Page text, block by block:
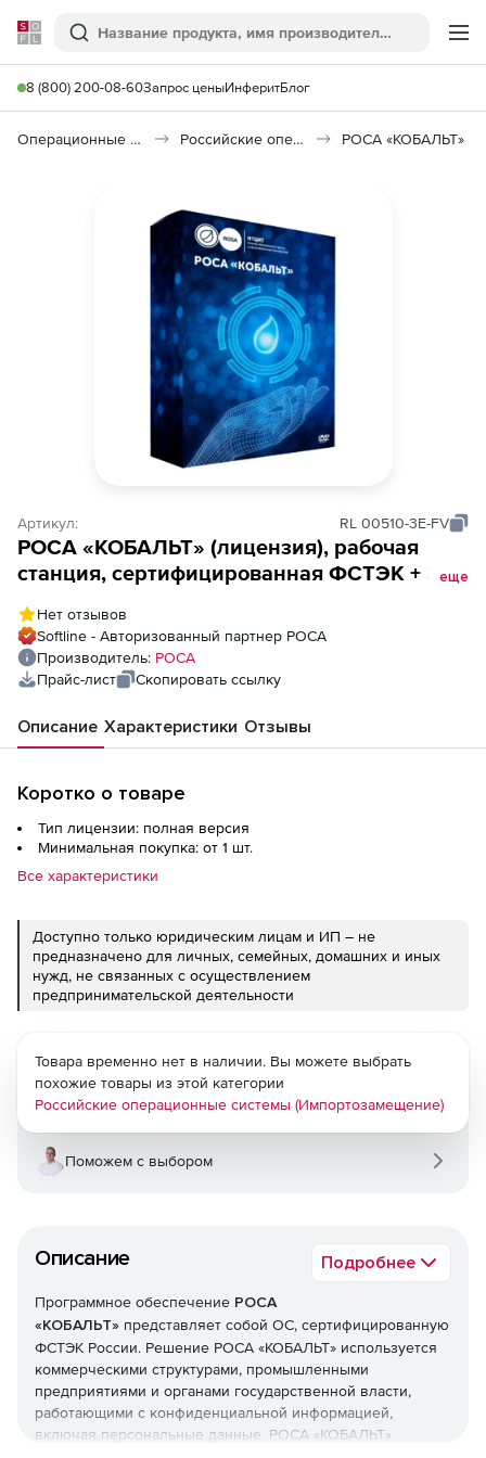
Softline
Поиск
8 (800) 200-08-60Запрос ценыИнферитБлог
Операционные системы Российские операционные системы (Импортозамещение) РОСА «КОБАЛЬТ»
Артикул: RL 00510-3E-FV
РОСА «КОБАЛЬТ» (лицензия), рабочая
станция, сертифицированная ФСТЭК + 3
еще
Нет отзывов
Softline - Авторизованный партнер РОСА
Производитель: РОСА
Прайс-лист
Скопировать ссылку
Описание Характеристики Отзывы
Коротко о товаре
Тип лицензии: полная версия
Минимальная покупка: от 1 шт.
Все характеристики
Доступно только юридическим лицам и ИП – не
предназначено для личных, семейных, домашних и иных
нужд, не связанных с осуществлением
предпринимательской деятельности
Описание Подробнее
Программное обеспечение РОСА
«КОБАЛЬТ» представляет собой ОС, сертифицированную
ФСТЭК России. Решение РОСА «КОБАЛЬТ» используется
коммерческими структурами, промышленными
предприятиями и органами государственной власти,
работающими с конфиденциальной информацией,
включая персональные данные. РОСА «КОБАЛЬТ»
Товара временно нет в наличии. Вы можете выбрать
похожие товары из этой категории
Российские операционные системы (Импортозамещение)
Поможем с выбором